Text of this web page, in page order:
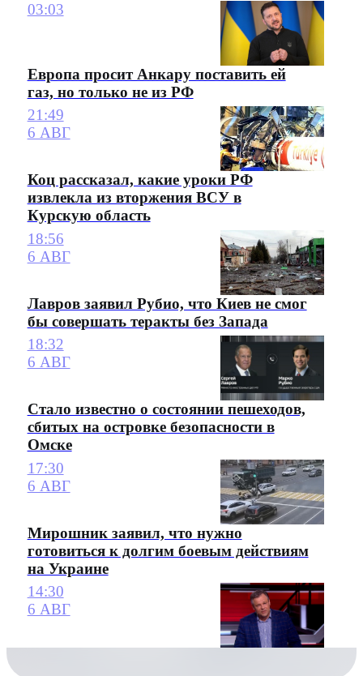
03:03
Европа просит Анкару поставить ей
газ, но только не из РФ
21:49
6 АВГ
Коц рассказал, какие уроки РФ
извлекла из вторжения ВСУ в
Курскую область
18:56
6 АВГ
Лавров заявил Рубио, что Киев не смог
бы совершать теракты без Запада
18:32
6 АВГ
Стало известно о состоянии пешеходов,
сбитых на островке безопасности в
Омске
17:30
6 АВГ
Мирошник заявил, что нужно
готовиться к долгим боевым действиям
на Украине
14:30
6 АВГ